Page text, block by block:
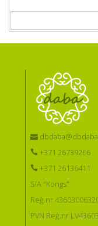
+371 26739266
+371 26136411
SIA "Kongs"
Reģ.nr
PVN Reģ.nr